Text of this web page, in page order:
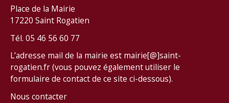
Place de la Mairie
17220 Saint Rogatien
Tél. 05 46 56 60 77
L’adresse mail de la mairie est mairie[@]saint-
rogatien.fr (vous pouvez également utiliser le
formulaire de contact de ce site ci-dessous).
Nous contacter